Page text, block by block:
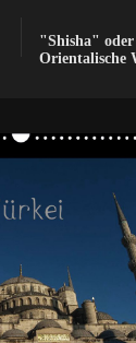
"Shisha"
Orientalische